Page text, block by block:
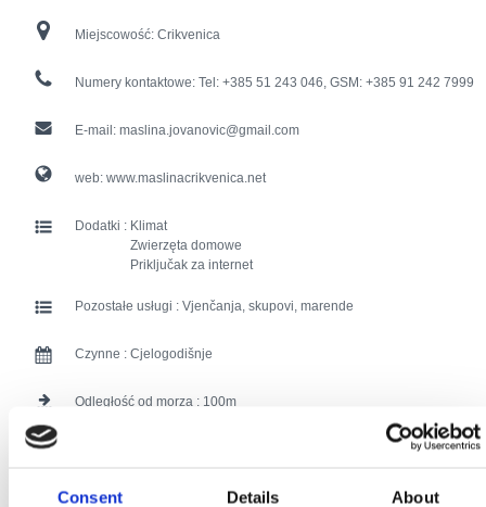
Consent Details About
Miejscowość: Crikvenica
Numery kontaktowe: Tel: +385 51 243 046, GSM: +385 91 242 7999
E-mail: maslina.jovanovic@gmail.com
web: www.maslinacrikvenica.net
Dodatki : Klimat
Zwierzęta domowe
Priključak za internet
Pozostałe usługi : Vjenčanja, skupovi, marende
Czynne : Cjelogodišnje
Odległość od morza : 100